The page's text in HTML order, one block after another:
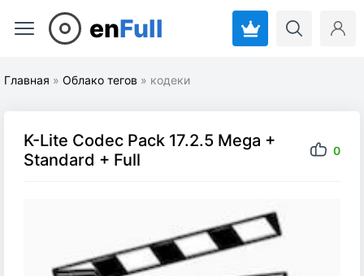
enFull
Главная » Облако тегов » кодеки
K-Lite Codec Pack 17.2.5 Mega +
Standard + Full
0